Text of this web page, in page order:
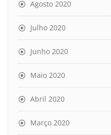
Agosto 2020
Julho 2020
Junho 2020
Maio 2020
Abril 2020
Março 2020